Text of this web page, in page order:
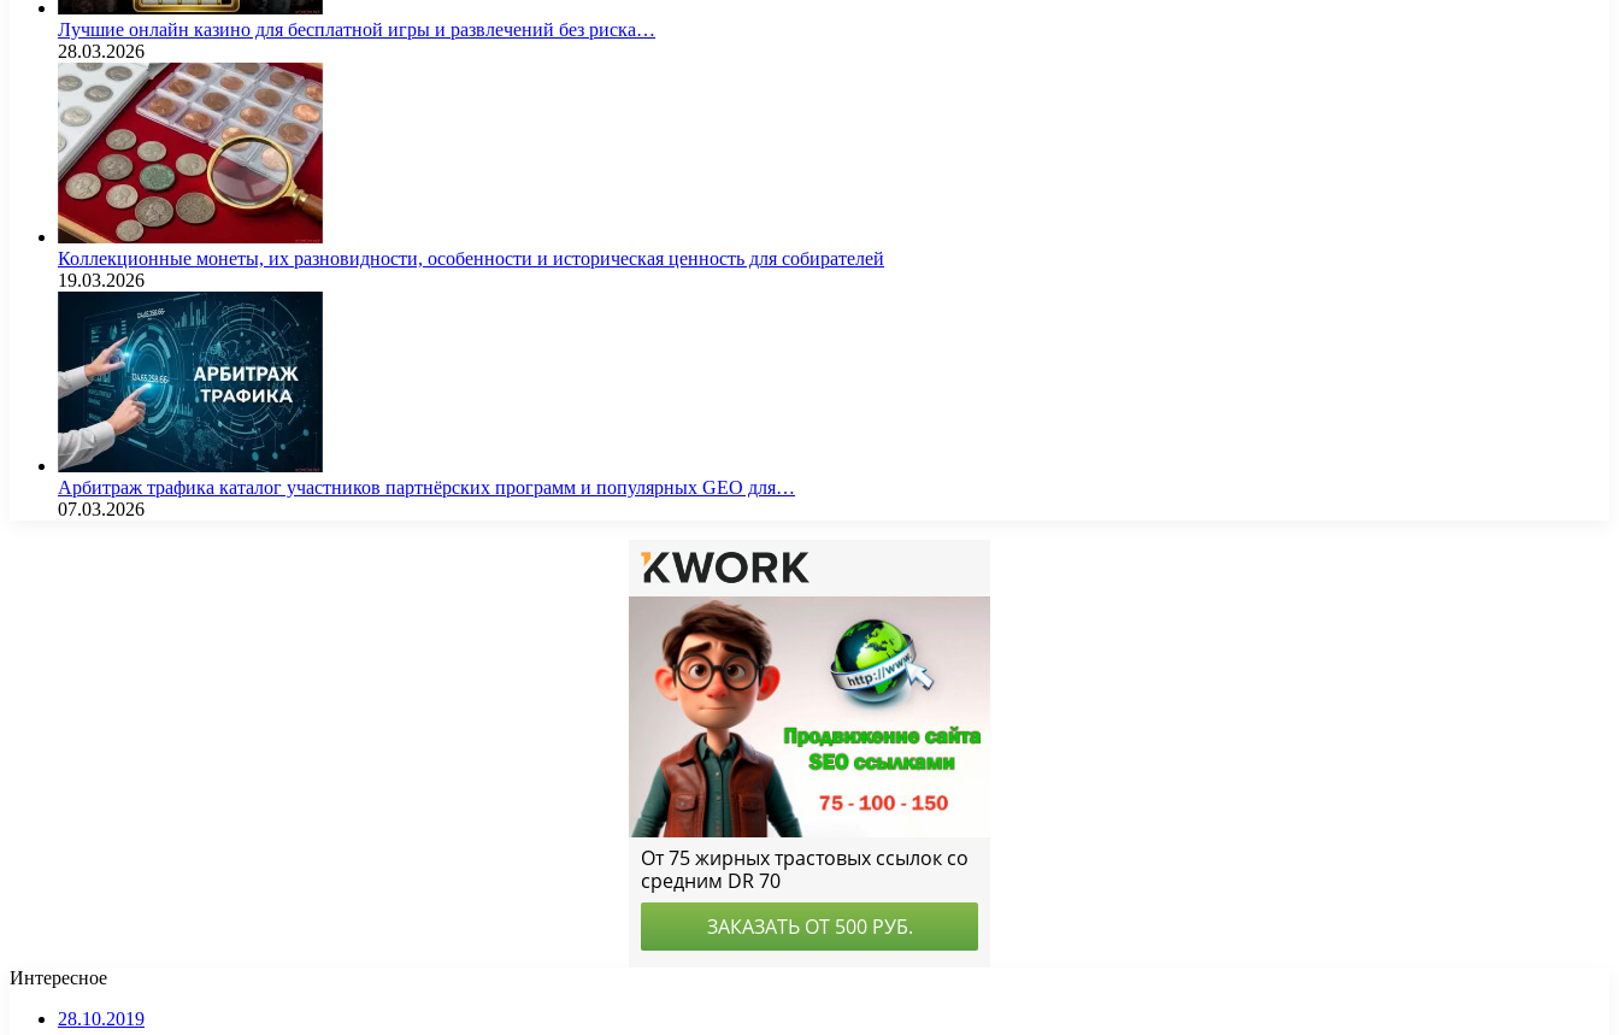
Лучшие онлайн казино для бесплатной игры и развлечений без риска…
28.03.2026
Коллекционные монеты, их разновидности, особенности и историческая ценность для собирателей
19.03.2026
Арбитраж трафика каталог участников партнёрских программ и популярных GEO для…
07.03.2026
Интересное
28.10.2019